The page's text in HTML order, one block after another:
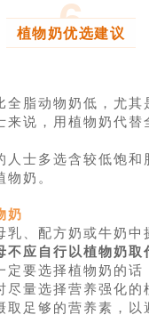
6
植物奶优选建议
全脂动物奶低，尤其
来说，用植物奶代替
人士多选含较低饱和
奶。
奶
乳、配方奶或牛奶中
不应自行以植物奶取
定要选择植物奶的话
尽量选择营养强化的
取足够的营养素，以